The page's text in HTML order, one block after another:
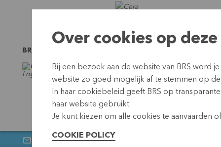
BRS is gelinkt aan
Nieuwsbrief
Over cookies op
Bij een bezoek aan de website van BRS word
website zo goed mogelijk af te stemmen op
In haar cookiebeleid geeft BRS op
haar website gebruikt.
Je kunt kiezen om alle cookies te aanvaarden
COOKIE POLICY